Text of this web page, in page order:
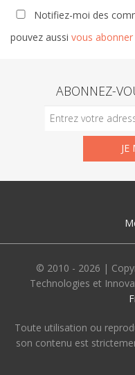
Notifiez-moi des
pouvez aussi vous abonner
ABONNEZ-
© 2010 - 2026 |
Technologies et
Toute utilisation ou
son contenu est